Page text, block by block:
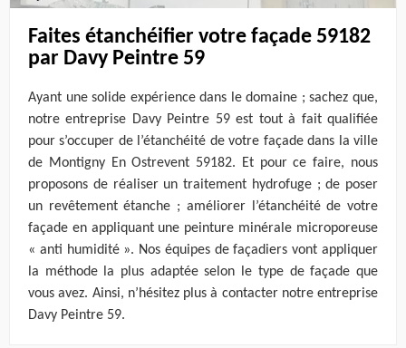
Faites étanchéifier votre façade 59182
par Davy Peintre 59
Ayant une solide expérience dans le domaine ; sachez que,
notre entreprise Davy Peintre 59 est tout à fait qualifiée
pour s’occuper de l’étanchéité de votre façade dans la ville
de Montigny En Ostrevent 59182. Et pour ce faire, nous
proposons de réaliser un traitement hydrofuge ; de poser
un revêtement étanche ; améliorer l’étanchéité de votre
façade en appliquant une peinture minérale microporeuse
« anti humidité ». Nos équipes de façadiers vont appliquer
la méthode la plus adaptée selon le type de façade que
vous avez. Ainsi, n’hésitez plus à contacter notre entreprise
Davy Peintre 59.